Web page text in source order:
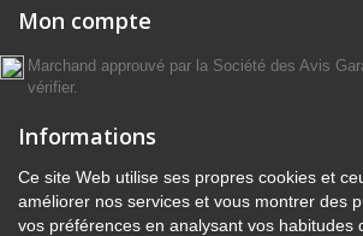
Mon compte
Marchand approuvé par la Société des Avis
vérifier.
Informations
Ce site Web utilise ses propres cookies et
améliorer nos services et vous montrer des
vos préférences en analysant vos habitudes